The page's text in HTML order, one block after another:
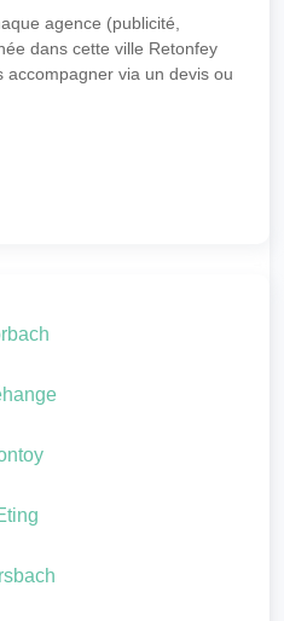
agence (publicité,
dans cette ville Retonfey
via un devis ou